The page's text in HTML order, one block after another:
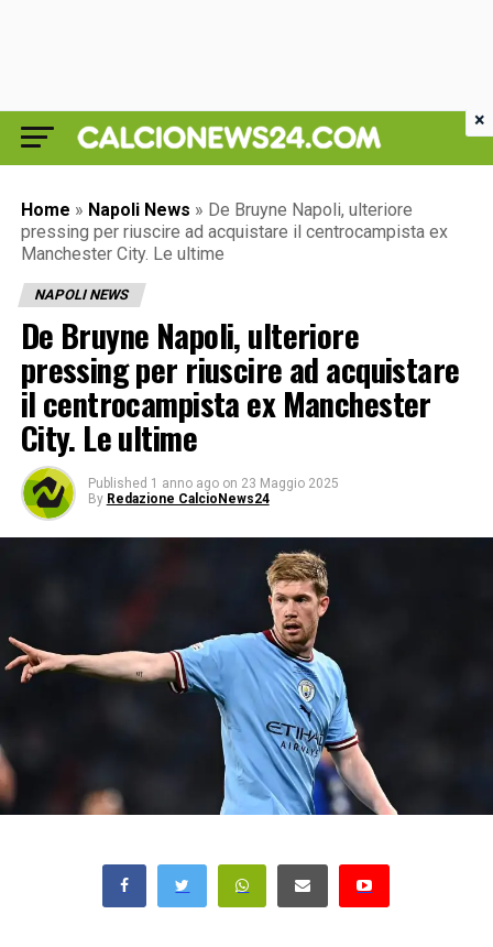
Home » Napoli News » De Bruyne Napoli, ulteriore
pressing per riuscire ad acquistare il centrocampista ex
Manchester City. Le ultime
NAPOLI NEWS
De Bruyne Napoli, ulteriore
pressing per riuscire ad acquistare
il centrocampista ex Manchester
City. Le ultime
Published 1 anno ago on 23 Maggio 2025
By Redazione CalcioNews24
×